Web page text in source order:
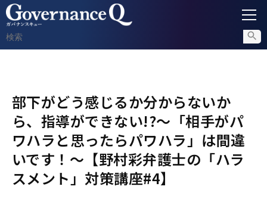
内部通報
コンプライアンス調査
不正対策
部下がどう感じるか分からないか
ら、指導ができない!?〜「相手がパ
ワハラと思ったらパワハラ」は間違
いです！〜【野村彩弁護士の「ハラ
スメント」対策講座#4】